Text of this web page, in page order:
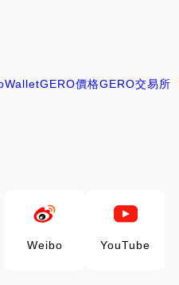
GERO價格GERO交易所
Weibo YouTube